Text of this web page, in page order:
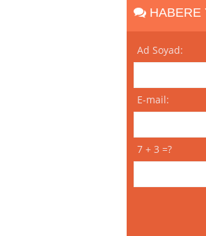
HABERE
Ad Soyad:
E-mail:
7 + 3 =?